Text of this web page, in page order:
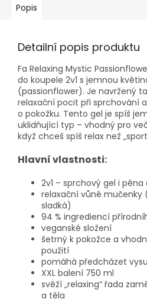
Popis
Detailní popis produktu
Fa Relaxing Mystic
do koupele 2v1 s jemnou
(passionflower). Je navržený
relaxační pocit při sprchování
o pokožku. Tento gel je spíš
uklidňující typ – vhodný pro
když chceš spíš relax než
Hlavní vlastnosti:
2v1 – sprchový gel i pěna
relaxační vůně mučenky
sladká)
94 % ingrediencí
veganské složení
šetrný k pokožce a
použití
pomáhá předcházet
XXL balení 750 ml
svěží „relaxing“ řada
a těla